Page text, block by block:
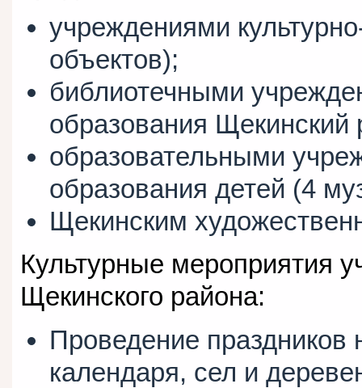
учреждениями
объектов);
библиотечными
образования Щекинский
образовательными
образования детей (4
Щекинским
Культурные мероприятия
Щекинского района:
Проведение праздников
календаря, сел и